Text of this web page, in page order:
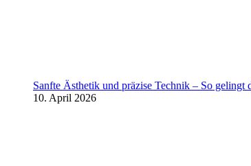
Sanfte Ästhetik und präzise Technik – So
10. April 2026